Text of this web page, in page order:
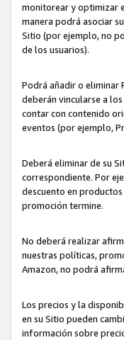
monitorear y optimizar
manera podrá asociar
Sitio (por ejemplo, no
de los usuarios).
Podrá añadir o eliminar
deberán vincularse a
contar con contenido
eventos (por ejemplo,
Deberá eliminar de su
correspondiente. Por
descuento en
promoción termine.
No deberá realizar
nuestras políticas,
Amazon, no podrá
Los precios y la
en su Sitio pueden
información sobre